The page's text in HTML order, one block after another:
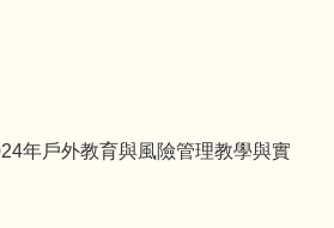
年戶外教育與風險管理教學與實